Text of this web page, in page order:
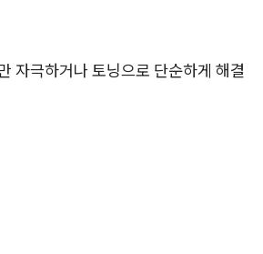
자극하거나 토닝으로 단순하게 해결